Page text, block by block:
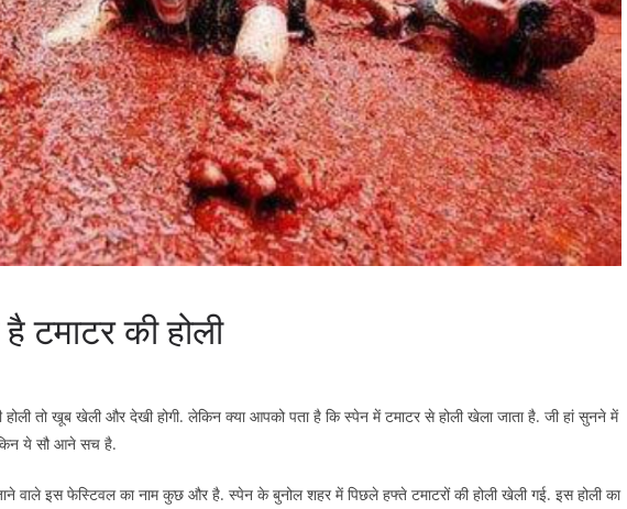
टमाटर की होली
तो खूब खेली और देखी होगी. लेकिन क्या आपको पता है कि स्पेन में टमाटर से होली खेला जाता है. जी हां सुनने में
ये सौ आने सच है.
वाले इस फेस्टिवल का नाम कुछ और है. स्पेन के बुनोल शहर में पिछले हफ्ते टमाटरों की होली खेली गई. इस होली का